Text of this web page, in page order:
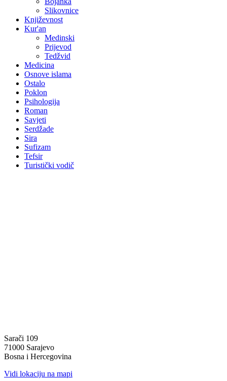
Slikovnice
Književnost
Kur'an
Medinski
Prijevod
Tedžvid
Medicina
Osnove islama
Ostalo
Poklon
Psihologija
Roman
Savjeti
Serdžade
Sira
Sufizam
Tefsir
Turistički vodič
Sarači 109
71000 Sarajevo
Bosna i Hercegovina
Vidi lokaciju na mapi